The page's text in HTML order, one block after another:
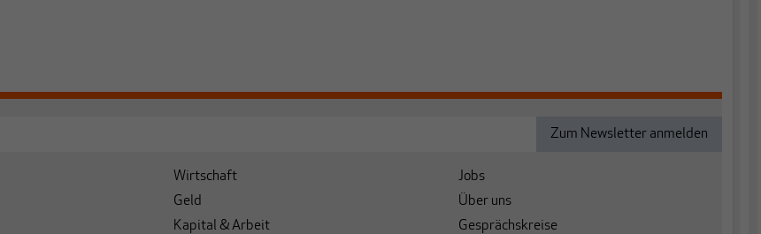
Wirtschaft
Geld
Kapital & Arbeit
Jobs
Über uns
Gesprächskreise